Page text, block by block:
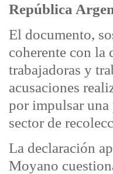
República
El documento,
coherente con la
trabajadoras y
acusaciones
por impulsar una
sector de
La declaración
Moyano